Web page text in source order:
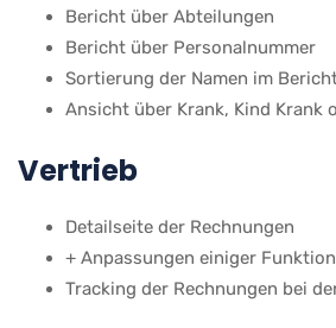
Bericht über Abteilungen
Bericht über Personalnummer
Sortierung der Namen im
Ansicht über Krank, Kind Krank
Vertrieb
Detailseite der Rechnungen
+ Anpassungen einiger
Tracking der Rechnungen bei